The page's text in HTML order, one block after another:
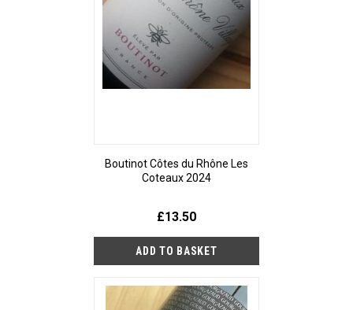
Boutinot Côtes du Rhône Les
Coteaux 2024
£13.50